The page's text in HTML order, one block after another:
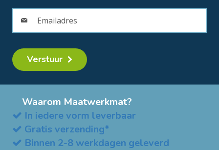
Verstuur
Waarom Maatwerkmat?
In iedere vorm leverbaar
Gratis verzending*
Binnen 2-8 werkdagen geleverd